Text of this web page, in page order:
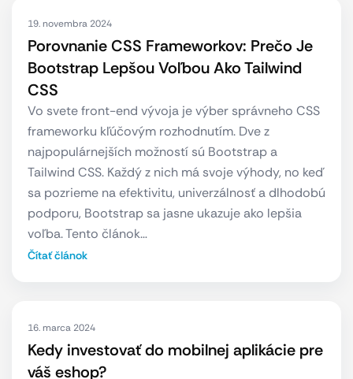
19. novembra 2024
Porovnanie CSS Frameworkov: Prečo Je
Bootstrap Lepšou Voľbou Ako Tailwind
CSS
Vo svete front-end vývoja je výber správneho CSS
frameworku kľúčovým rozhodnutím. Dve z
najpopulárnejších možností sú Bootstrap a
Tailwind CSS. Každý z nich má svoje výhody, no keď
sa pozrieme na efektivitu, univerzálnosť a dlhodobú
podporu, Bootstrap sa jasne ukazuje ako lepšia
voľba. Tento článok…
Čítať článok
16. marca 2024
Kedy investovať do mobilnej aplikácie pre
váš eshop?